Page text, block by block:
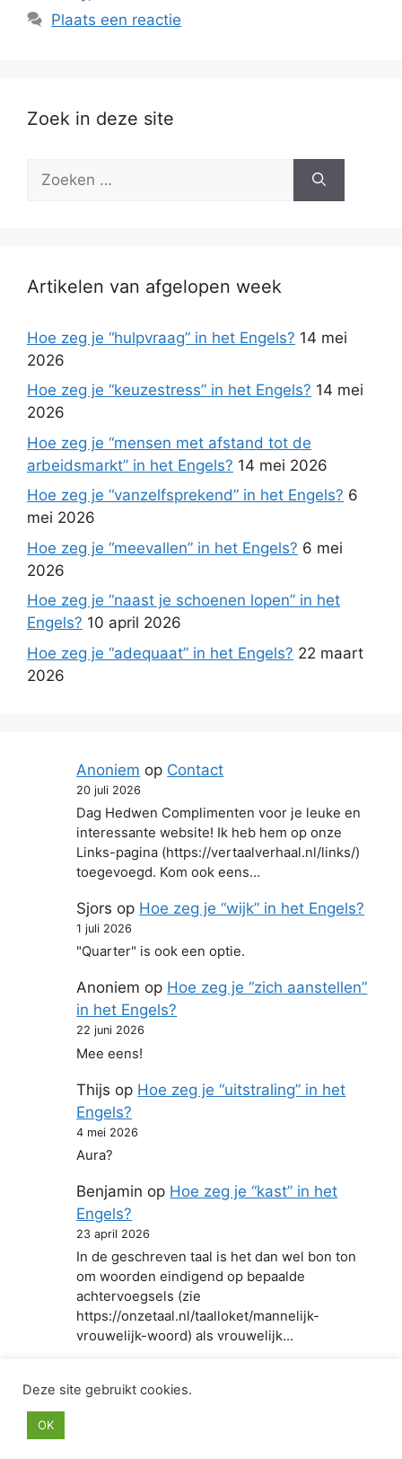
Plaats een reactie
Zoek in deze site
naar:
Artikelen van afgelopen week
Hoe zeg je “hulpvraag” in het Engels? 14 mei
2026
Hoe zeg je “keuzestress” in het Engels? 14 mei
2026
Hoe zeg je “mensen met afstand tot de
arbeidsmarkt” in het Engels? 14 mei 2026
Hoe zeg je “vanzelfsprekend” in het Engels? 6
mei 2026
Hoe zeg je “meevallen” in het Engels? 6 mei
2026
Hoe zeg je “naast je schoenen lopen” in het
Engels? 10 april 2026
Hoe zeg je “adequaat” in het Engels? 22 maart
2026
Anoniem op Contact
20 juli 2026
Dag Hedwen Complimenten voor je leuke en
interessante website! Ik heb hem op onze
Links-pagina (https://vertaalverhaal.nl/links/)
toegevoegd. Kom ook eens…
Sjors op Hoe zeg je “wijk” in het Engels?
1 juli 2026
"Quarter" is ook een optie.
Anoniem op Hoe zeg je “zich aanstellen”
in het Engels?
22 juni 2026
Mee eens!
Thijs op Hoe zeg je “uitstraling” in het
Engels?
4 mei 2026
Aura?
Benjamin op Hoe zeg je “kast” in het
Engels?
23 april 2026
In de geschreven taal is het dan wel bon ton
om woorden eindigend op bepaalde
achtervoegsels (zie
https://onzetaal.nl/taalloket/mannelijk-
vrouwelijk-woord) als vrouwelijk…
© 2026 Hoe zeg je in het Engels
Deze site gebruikt cookies.
OK